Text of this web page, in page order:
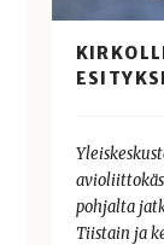
pohjalta
Tiistain ja